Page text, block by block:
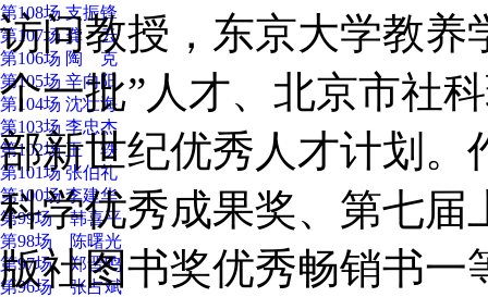
第108场 支振锋
第107场 龚 云
第106场 陶 克
第105场 辛向阳
第104场 沈壮海
第103场 李忠杰
第102场 王 轶
第101场 张伯礼
第100场 李建华
第99场 韩喜平
第98场 陈曙光
第97场 郑晋鸣
第96场 张占斌
访问教授，东京大学教养
个一批”人才、北京市社
部新世纪优秀人才计划。
科学优秀成果奖、第七届
版社图书奖优秀畅销书一